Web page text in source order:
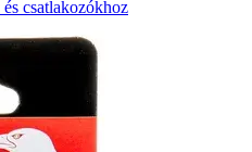
csatlakozókhoz